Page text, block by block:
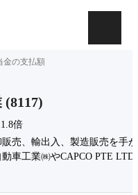
金の支払額
(8117)
倍
売、輸出入、製造販売を手
車工業㈱やCAPCO PTE LTD